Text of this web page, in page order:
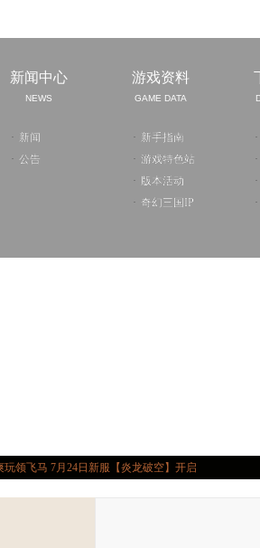
新闻中心
NEWS
游戏资料
GAME DATA
· 新闻
· 公告
· 新手指南
· 游戏特色站
· 版本活动
· 奇幻三国IP
·
·
·
·
玩领飞马 7月24日新服【炎龙破空】开启